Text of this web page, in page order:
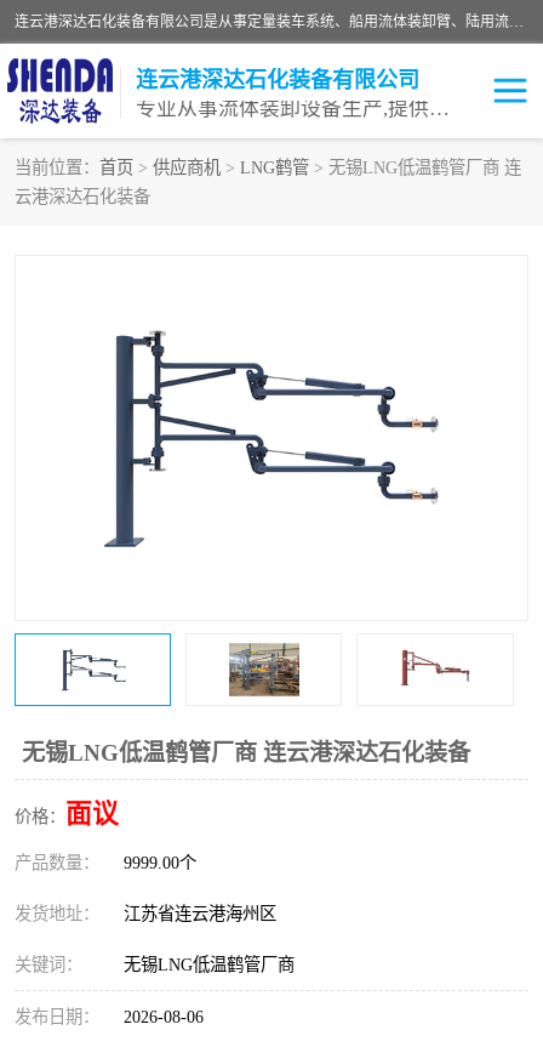
连云港深达石化装备有限公司是从事定量装车系统、船用流体装卸臂、陆用流体装卸臂（鹤管）、活动梯、钢构平台等全系列流体装卸设备的设计、制造、销售以及服务的专业供应商。公司始终以客户为中心，密切跟踪国内外油气储运及装卸设备先进技术的发展，以先进的技术、优质的产品、一流的服务，满足客户需求。
连云港深达石化装备有限公司
专业从事流体装卸设备生产,提供全面解决方案，生产与定制服务
当前位置： 首页 > 供应商机 > LNG鹤管 > 无锡LNG低温鹤管厂商 连
云港深达石化装备
无锡LNG低温鹤管厂商 连云港深达石化装备
价格： 面议
产品数量： 9999.00个
发货地址： 江苏省连云港海州区
关键词： 无锡LNG低温鹤管厂商
发布日期： 2026-08-06
鹤管
液氨装鹤管
输油臂
汽车鹤管